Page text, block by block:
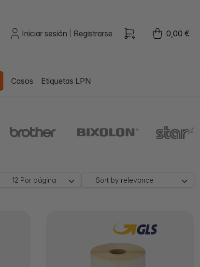
Iniciar sesión Registrarse 0,00 €
Casos Etiquetas LPN
12 Por página Sort by relevance